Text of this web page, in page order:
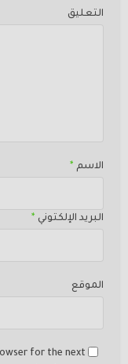
التعليق
الاسم *
البريد الإلكتوني *
الموقع
for the next